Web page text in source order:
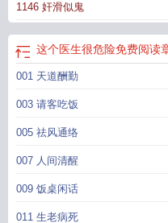
1146 奸滑似鬼
这个医生很危险免费阅读
001 天道酬勤
003 请客吃饭
005 祛风通络
007 人间清醒
009 饭桌闲话
011 生老病死